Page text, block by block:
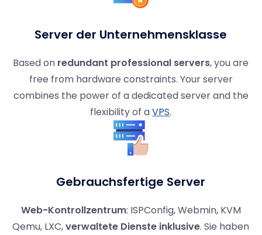
Server der Unternehmensklasse
Based on redundant professional servers, you are
free from hardware constraints. Your server
combines the power of a dedicated server and the
flexibility of aVPS.
Gebrauchsfertige Server
Web-Kontrollzentrum: ISPConfig, Webmin, KVM
Qemu, LXC,verwaltete Dienste inklusive. Sie haben